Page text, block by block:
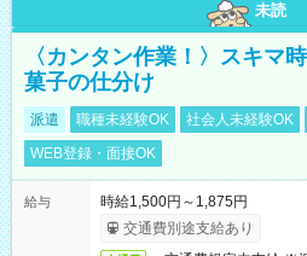
未読
〈カンタン作業！〉スキマ
菓子の仕分け
派遣 職種未経験OK 社会人未経験OK
WEB登録・面接OK
給与
時給1,500円～1,875円
交通費別途支給あり